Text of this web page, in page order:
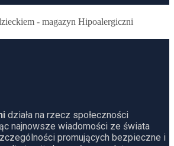
działa na rzecz społeczności
najnowsze wiadomości ze świata
promujących bezpieczne i